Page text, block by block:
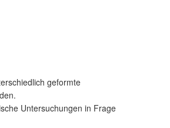
geformte
Untersuchungen in Frage